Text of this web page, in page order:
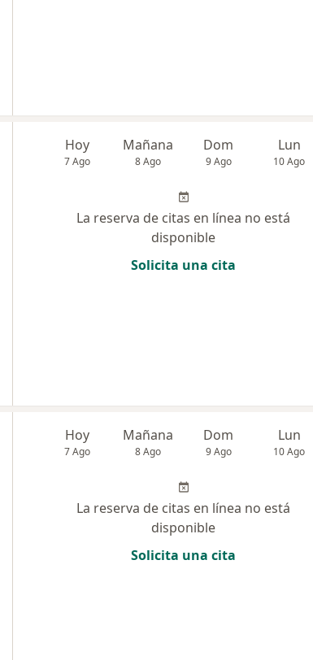
Hoy
7 Ago
Mañana
8 Ago
Dom
9 Ago
Lun
10 Ago
La reserva de citas en línea no está
disponible
Solicita una cita
Hoy
7 Ago
Mañana
8 Ago
Dom
9 Ago
Lun
10 Ago
La reserva de citas en línea no está
disponible
Solicita una cita